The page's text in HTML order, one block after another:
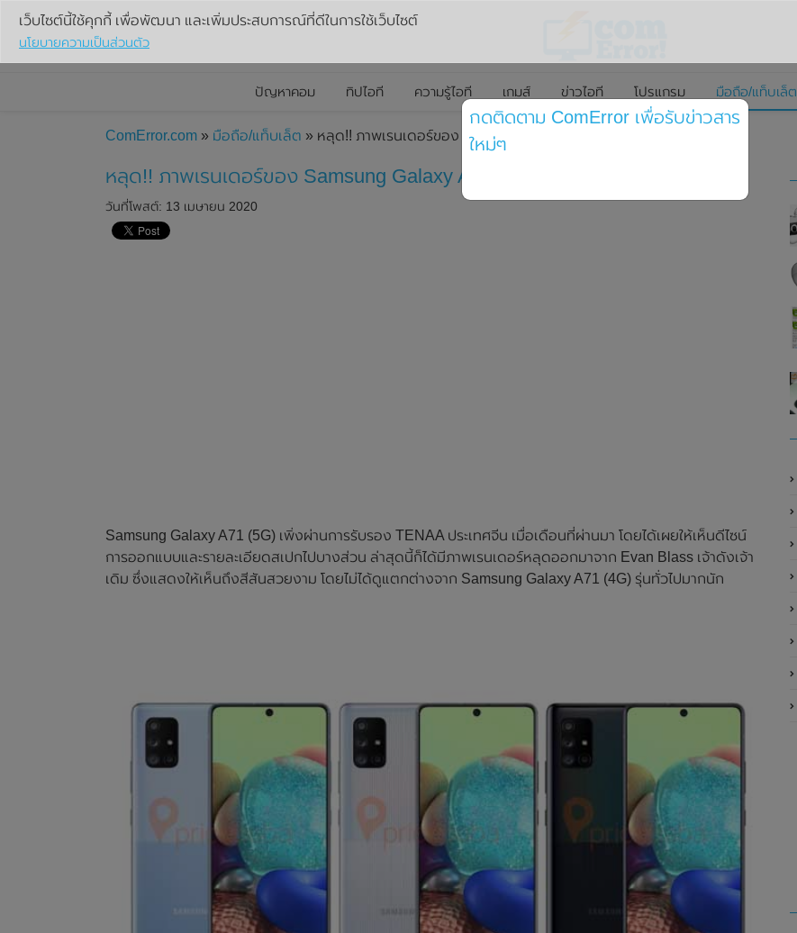
ปัญหาคอม ทิปไอที ความรู้ไอที เกมส์ ข่าวไอที โปรแกรม มือถือ/แท็บเล็ต
ComError.com » มือถือ/แท็บเล็ต » หลุด!! ภาพเรนเดอร์ของ Samsung Galaxy A71 (5G)
หลุด!! ภาพเรนเดอร์ของ Samsung Galaxy A71 (5G)
วันที่โพสต์: 13 เมษายน 2020
Samsung Galaxy A71 (5G) เพิ่งผ่านการรับรอง TENAA ประเทศจีน เมื่อเดือนที่ผ่านมา โดยได้เผยให้เห็นดีไซน์
การออกแบบและรายละเอียดสเปกไปบางส่วน ล่าสุดนี้ก็ได้มีภาพเรนเดอร์หลุดออกมาจาก Evan Blass เจ้าดังเจ้า
เดิม ซึ่งแสดงให้เห็นถึงสีสันสวยงาม โดยไม่ได้ดูแตกต่างจาก Samsung Galaxy A71 (4G) รุ่นทั่วไปมากนัก
เว็บไซต์นี้ใช้คุกกี้ เพื่อพัฒนา และเพิ่มประสบการณ์ที่ดีในการใช้เว็บไซต์
นโยบายความเป็นส่วนตัว
กดติดตาม ComError เพื่อรับข่าวสาร
ใหม่ๆ